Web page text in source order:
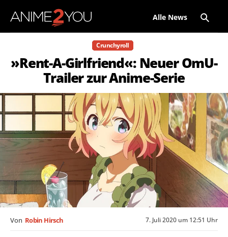
Alle News
Crunchyroll
»Rent-A-Girlfriend«: Neuer OmU-
Trailer zur Anime-Serie
7. Juli 2020 um 12:51 Uhr
Von Robin Hirsch